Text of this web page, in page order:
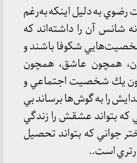
به دليل اينكه به‌رغم
شانس آن را داشته‌اند كه
شكوفا باشند و
همچون عاشق، همچون
يك شخصيت اجتماعي و
را به گوش‌ها برساند بي
كه بتواند عشقش را زندگي
جواني كه بتواند تحصيل
است..